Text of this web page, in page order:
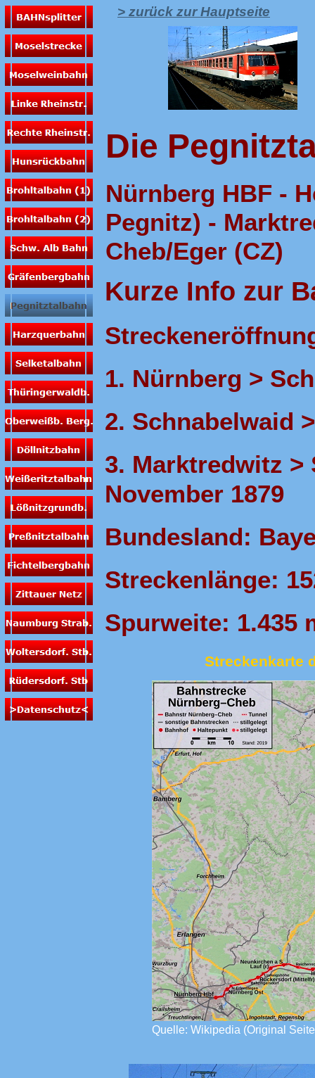
> zurück zur Hauptseite
Die
Nürnberg HBF -
Pegnitz) -
Cheb/Eger (CZ)
Kurze Info zur
1. Nürnberg >
2. Schnabelwaid
3. Marktredwitz
November 1879
Bundesland:
Streckenlänge:
Spurweite: 1.435
Streckenkarte
Quelle: Wikipedia (Original